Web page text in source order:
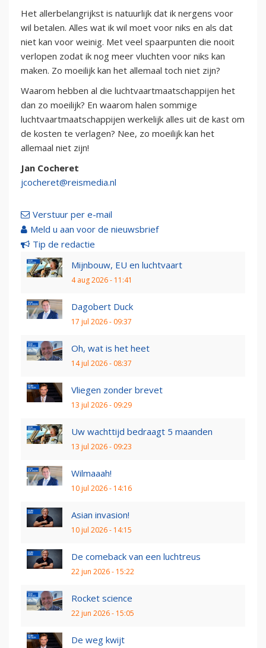
Het allerbelangrijkst is natuurlijk dat ik nergens voor
wil betalen. Alles wat ik wil moet voor niks en als dat
niet kan voor weinig. Met veel spaarpunten die nooit
verlopen zodat ik nog meer vluchten voor niks kan
maken. Zo moeilijk kan het allemaal toch niet zijn?
Waarom hebben al die luchtvaartmaatschappijen het
dan zo moeilijk? En waarom halen sommige
luchtvaartmaatschappijen werkelijk alles uit de kast om
de kosten te verlagen? Nee, zo moeilijk kan het
allemaal niet zijn!
Jan Cocheret
jcocheret@reismedia.nl
Verstuur per e-mail
Meld u aan voor de nieuwsbrief
Tip de redactie
Mijnbouw, EU en luchtvaart
4 aug 2026 - 11:41
Dagobert Duck
17 jul 2026 - 09:37
Oh, wat is het heet
14 jul 2026 - 08:37
Vliegen zonder brevet
13 jul 2026 - 09:29
Uw wachttijd bedraagt 5 maanden
13 jul 2026 - 09:23
Wilmaaah!
10 jul 2026 - 14:16
Asian invasion!
10 jul 2026 - 14:15
De comeback van een luchtreus
22 jun 2026 - 15:22
Rocket science
22 jun 2026 - 15:05
De weg kwijt